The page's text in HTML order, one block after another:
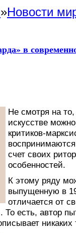
»Новости
в
Не смотря на
искусстве
критиков-
счет своих
особенностей.
К этому ряду
выпущенную в
отличается от
есть, автор